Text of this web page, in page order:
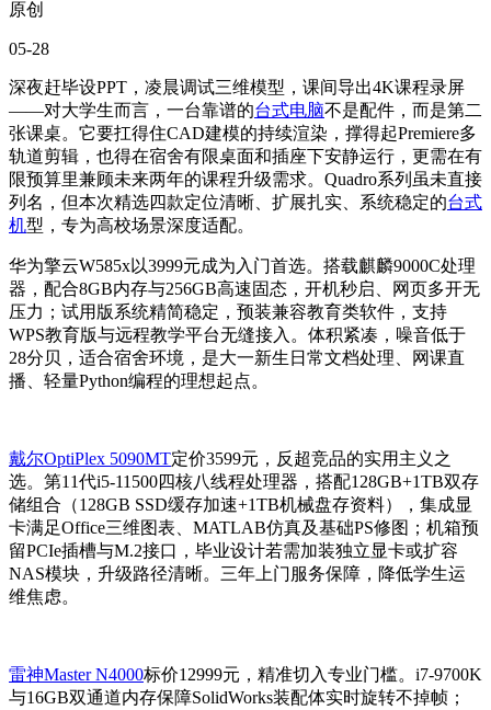
原创
05-28
深夜赶毕设PPT，凌晨调试三维模型，课间导出4K课程录屏
——对大学生而言，一台靠谱的台式电脑不是配件，而是第二
张课桌。它要扛得住CAD建模的持续渲染，撑得起Premiere多
轨道剪辑，也得在宿舍有限桌面和插座下安静运行，更需在有
限预算里兼顾未来两年的课程升级需求。Quadro系列虽未直接
列名，但本次精选四款定位清晰、扩展扎实、系统稳定的台式
机型，专为高校场景深度适配。
华为擎云W585x以3999元成为入门首选。搭载麒麟9000C处理
器，配合8GB内存与256GB高速固态，开机秒启、网页多开无
压力；试用版系统精简稳定，预装兼容教育类软件，支持
WPS教育版与远程教学平台无缝接入。体积紧凑，噪音低于
28分贝，适合宿舍环境，是大一新生日常文档处理、网课直
播、轻量Python编程的理想起点。
戴尔OptiPlex 5090MT定价3599元，反超竞品的实用主义之
选。第11代i5-11500四核八线程处理器，搭配128GB+1TB双存
储组合（128GB SSD缓存加速+1TB机械盘存资料），集成显
卡满足Office三维图表、MATLAB仿真及基础PS修图；机箱预
留PCIe插槽与M.2接口，毕业设计若需加装独立显卡或扩容
NAS模块，升级路径清晰。三年上门服务保障，降低学生运
维焦虑。
雷神Master N4000标价12999元，精准切入专业门槛。i7-9700K
与16GB双通道内存保障SolidWorks装配体实时旋转不掉帧；